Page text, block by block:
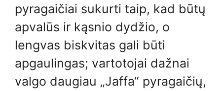
pyragaičiai sukurti taip, kad būtų
apvalūs ir kąsnio dydžio, o
lengvas biskvitas gali būti
apgaulingas; vartotojai dažnai
valgo daugiau „Jaffa“ pyragaičių,